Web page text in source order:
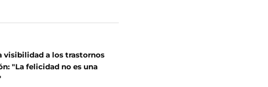
visibilidad a los trastornos
"La felicidad no es una